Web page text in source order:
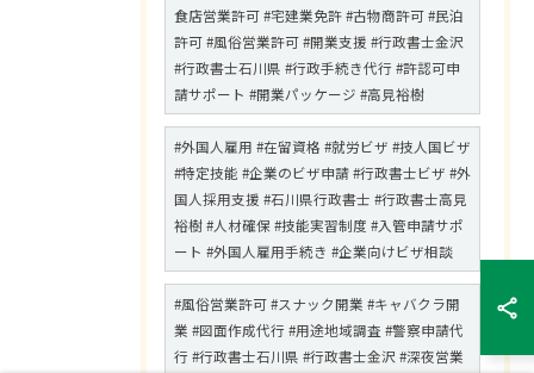
食店営業許可 #宅建業免許 #古物商許可 #民泊
許可 #風俗営業許可 #開業支援 #行政書士金沢
#行政書士石川県 #行政手続き代行 #許認可申
請サポート #開業パッケージ #高見裕樹
#外国人雇用 #在留資格 #就労ビザ #技人国ビザ
#特定技能 #企業のビザ申請 #行政書士ビザ #外
国人採用支援 #石川県行政書士 #行政書士高見
裕樹 #人材確保 #技能実習制度 #入管申請サポ
ート #外国人雇用手続き #企業向けビザ相談
#風俗営業許可 #スナック開業 #キャバクラ開
業 #図面作成代行 #用途地域調査 #警察申請代
行 #行政書士石川県 #行政書士金沢 #深夜営業